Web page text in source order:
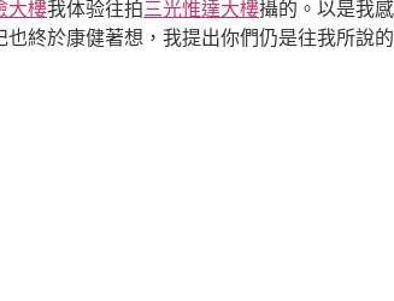
大樓我体验往拍三光惟達大樓攝的。以是我
終於康健著想，我提出你們仍是往我所說